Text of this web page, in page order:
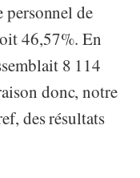
personnel de
46,57%. En
8 114
donc, notre
des résultats